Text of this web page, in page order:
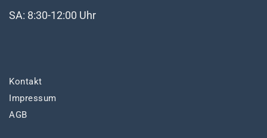
SA: 8:30-12:00 Uhr
Kontakt
Impressum
AGB